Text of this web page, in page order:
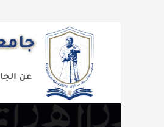
جامعة
عن الجامعة